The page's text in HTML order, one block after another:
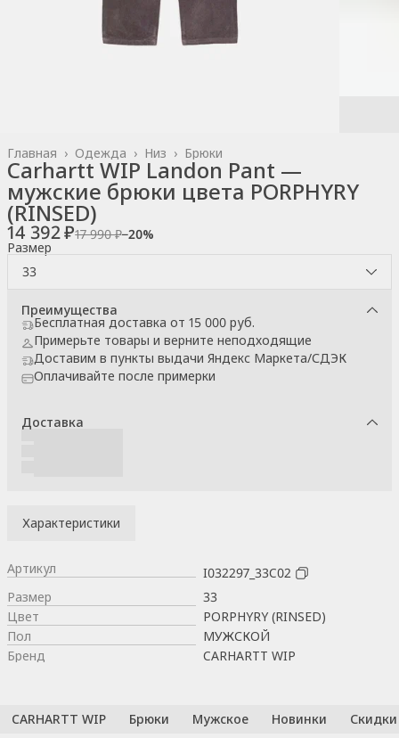
Брюки
Низ ›
Одежда ›
Главная ›
Carhartt WIP Landon Pant —
мужские брюки цвета PORPHYRY
(RINSED)
14 392 ₽17 990 ₽−20%
Размер
33
Преимущества
Бесплатная доставка от 15 000 руб.
Примерьте товары и верните неподходящие
Доставим в пункты выдачи Яндекс Маркета/СДЭК
Оплачивайте после примерки
Доставка
Характеристики
Артикул
I032297_33C02
Размер
33
Цвет
PORPHYRY (RINSED)
Пол
МУЖСКОЙ
Бренд
CARHARTT WIP
CARHARTT WIP Брюки Мужское Новинки Скидки